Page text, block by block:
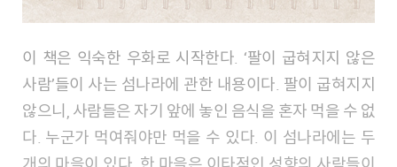
이 책은 익숙한 우화로 시작한다. ‘팔이 굽혀지지 않은
사람’들이 사는 섬나라에 관한 내용이다. 팔이 굽혀지지
않으니, 사람들은 자기 앞에 놓인 음식을 혼자 먹을 수 없
다. 누군가 먹여줘야만 먹을 수 있다. 이 섬나라에는 두